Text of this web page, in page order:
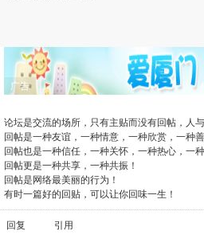
广告
论坛是交流的场所，只有主贴而没有回帖，人
回帖是一种友谊，一种情意，一种欣赏，一种
回帖也是一种信任，一种关怀，一种热心，一
回帖更是一种共享，一种共振！
回帖是网络最美丽的行为！
有时一篇好的回贴，可以让你回味一生！
回复
引用